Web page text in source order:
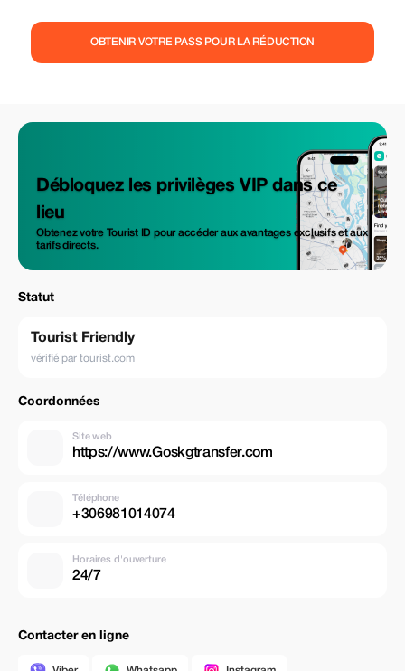
OBTENIR VOTRE PASS POUR LA RÉDUCTION
Débloquez les privilèges VIP dans ce
lieu
Obtenez votre Tourist ID pour accéder aux avantages exclusifs et aux
tarifs directs.
Statut
Tourist Friendly
vérifié par tourist.com
Coordonnées
Site web
https://www.Goskgtransfer.com
Téléphone
+306981014074
Horaires d'ouverture
24/7
Contacter en ligne